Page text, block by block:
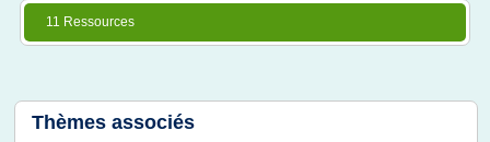
11 Ressources
Thèmes associés